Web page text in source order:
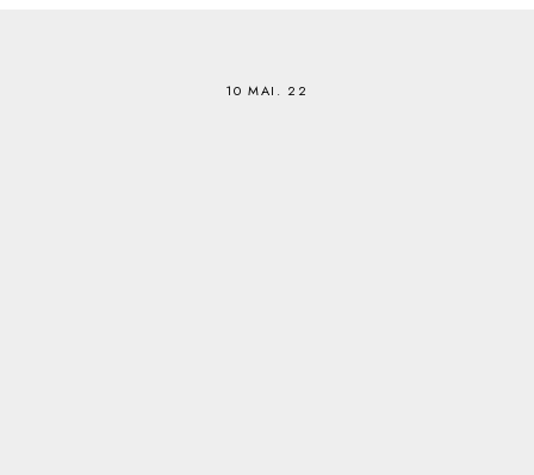
10 MAI. 22